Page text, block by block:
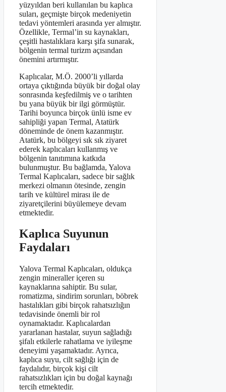
yüzyıldan beri kullanılan bu kaplıca
suları, geçmişte birçok medeniyetin
tedavi yöntemleri arasında yer almıştır.
Özellikle, Termal’in su kaynakları,
çeşitli hastalıklara karşı şifa sunarak,
bölgenin termal turizm açısından
önemini artırmıştır.
Kaplıcalar, M.Ö. 2000’li yıllarda
ortaya çıktığında büyük bir doğal olay
sonrasında keşfedilmiş ve o tarihten
bu yana büyük bir ilgi görmüştür.
Tarihi boyunca birçok ünlü isme ev
sahipliği yapan Termal, Atatürk
döneminde de önem kazanmıştır.
Atatürk, bu bölgeyi sık sık ziyaret
ederek kaplıcaları kullanmış ve
bölgenin tanıtımına katkıda
bulunmuştur. Bu bağlamda, Yalova
Termal Kaplıcaları, sadece bir sağlık
merkezi olmanın ötesinde, zengin
tarih ve kültürel mirası ile de
ziyaretçilerini büyülemeye devam
etmektedir.
Kaplıca Suyunun
Faydaları
Yalova Termal Kaplıcaları, oldukça
zengin mineraller içeren su
kaynaklarına sahiptir. Bu sular,
romatizma, sindirim sorunları, böbrek
hastalıkları gibi birçok rahatsızlığın
tedavisinde önemli bir rol
oynamaktadır. Kaplıcalardan
yararlanan hastalar, suyun sağladığı
şifalı etkilerle rahatlama ve iyileşme
deneyimi yaşamaktadır. Ayrıca,
kaplıca suyu, cilt sağlığı için de
faydalıdır, birçok kişi cilt
rahatsızlıkları için bu doğal kaynağı
tercih etmektedir.